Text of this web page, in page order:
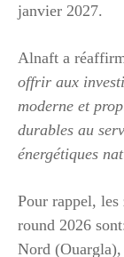
janvier 2027.
Alnaft a
offrir aux
moderne et
durables au
énergétiques
Pour rappel, les
round 2026
Nord